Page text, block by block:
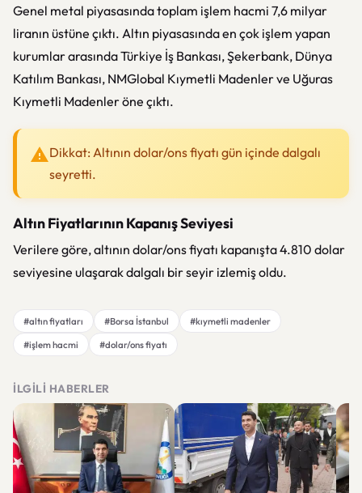
Genel metal piyasasında toplam işlem hacmi 7,6 milyar
liranın üstüne çıktı. Altın piyasasında en çok işlem yapan
kurumlar arasında Türkiye İş Bankası, Şekerbank, Dünya
Katılım Bankası, NMGlobal Kıymetli Madenler ve Uğuras
Kıymetli Madenler öne çıktı.
Dikkat: Altının dolar/ons fiyatı gün içinde dalgalı
seyretti.
Altın Fiyatlarının Kapanış Seviyesi
Verilere göre, altının dolar/ons fiyatı kapanışta 4.810 dolar
seviyesine ulaşarak dalgalı bir seyir izlemiş oldu.
#altın fiyatları #Borsa İstanbul
#kıymetli madenler
#işlem hacmi
#dolar/ons fiyatı
İLGILI HABERLER